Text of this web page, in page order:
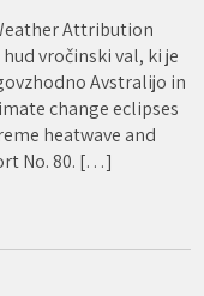
Attribution
vročinski val, ki je
Avstralijo in
change eclipses
heatwave and
No. 80. […]